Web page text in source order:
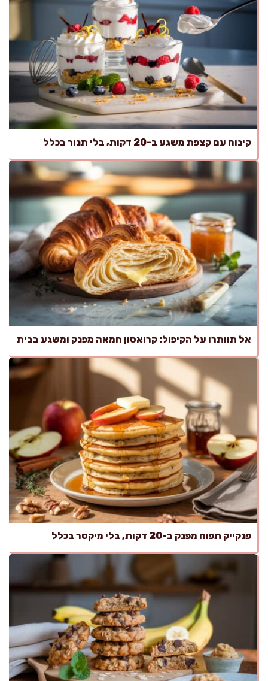
קינוח עם קצפת משגע ב-20 דקות, בלי תנור בכלל
אל תוותרו על הקיפול: קרואסון חמאה מפנק ומשגע בבית
פנקייק תפוח מפנק ב-20 דקות, בלי מיקסר בכלל